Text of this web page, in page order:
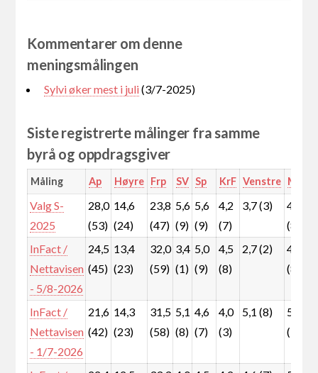
Kommentarer om denne
meningsmålingen
Sylvi øker mest i juli(3/7-2025)
Siste registrerte målinger fra samme
byrå og oppdragsgiver
Måling Ap Høyre Frp SV Sp KrF Venstre MDG
Valg S-
2025
28,0
(53)
14,6
(24)
23,8
(47)
5,6
(9)
5,6
(9)
4,2
(7)
3,7 (3)
4,7
(8)
InFact /
Nettavisen
- 5/8-2026
24,5
(45)
13,4
(23)
32,0
(59)
3,4
(1)
5,0
(9)
4,5
(8)
2,7 (2)
4,3
(8)
InFact /
Nettavisen
- 1/7-2026
21,6
(42)
14,3
(23)
31,5
(58)
5,1
(8)
4,6
(7)
4,0
(3)
5,1 (8)
5,3
(9)